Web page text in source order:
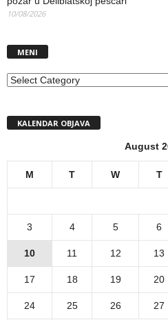
10/08/2026
MENI
MENI
KALENDAR OBJAVA
August
M T W T
3 4 5 6
10 11 12 13
17 18 19 20
24 25 26 27